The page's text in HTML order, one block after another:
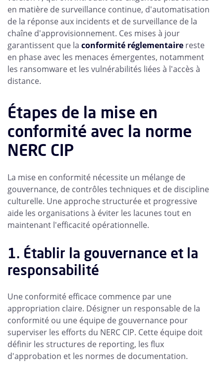
en matière de surveillance continue, d'automatisation
de la réponse aux incidents et de surveillance de la
chaîne d'approvisionnement. Ces mises à jour
garantissent que la conformité réglementaire reste
en phase avec les menaces émergentes, notamment
les ransomware et les vulnérabilités liées à l'accès à
distance.
Étapes de la mise en
conformité avec la norme
NERC CIP
La mise en conformité nécessite un mélange de
gouvernance, de contrôles techniques et de discipline
culturelle. Une approche structurée et progressive
aide les organisations à éviter les lacunes tout en
maintenant l'efficacité opérationnelle.
1. Établir la gouvernance et la
responsabilité
Une conformité efficace commence par une
appropriation claire. Désigner un responsable de la
conformité ou une équipe de gouvernance pour
superviser les efforts du NERC CIP. Cette équipe doit
définir les structures de reporting, les flux
d'approbation et les normes de documentation.